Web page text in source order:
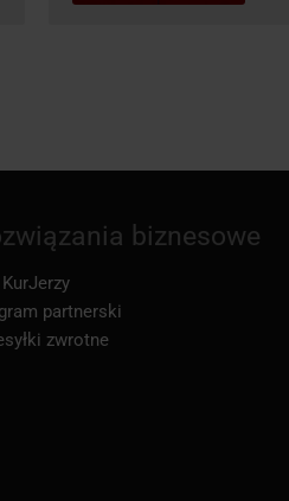
biznesowe
partnerski
zwrotne